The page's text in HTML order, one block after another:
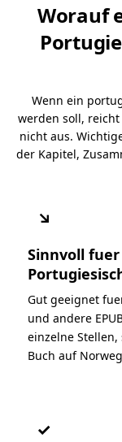
Worauf
Wenn ein
werden soll,
nicht aus.
der Kapitel,
↘
Sinnvoll
Gut geeignet
und andere
einzelne
Buch auf
✓